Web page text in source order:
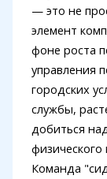
— это не
элемент
фоне роста
управления
городских
службы,
добиться
физического
Команда